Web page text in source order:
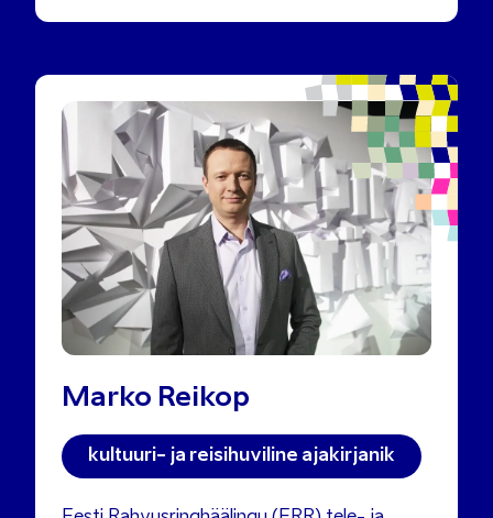
Marko Reikop
kultuuri- ja reisihuviline ajakirjanik